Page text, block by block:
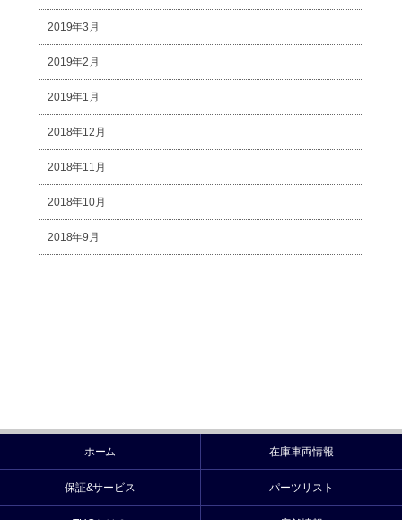
2019年3月
2019年2月
2019年1月
2018年12月
2018年11月
2018年10月
2018年9月
ホーム 在庫車両情報
保証&サービス パーツリスト